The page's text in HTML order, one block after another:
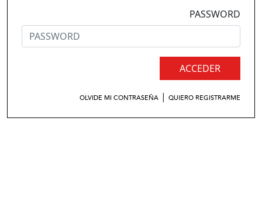
PASSWORD
ACCEDER
OLVIDE MI CONTRASEÑA | QUIERO REGISTRARME